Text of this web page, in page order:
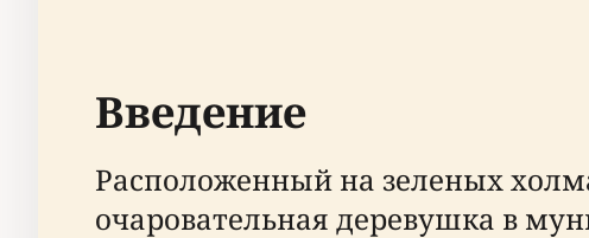
Введение
Расположенный на зеленых
очаровательная деревушка в